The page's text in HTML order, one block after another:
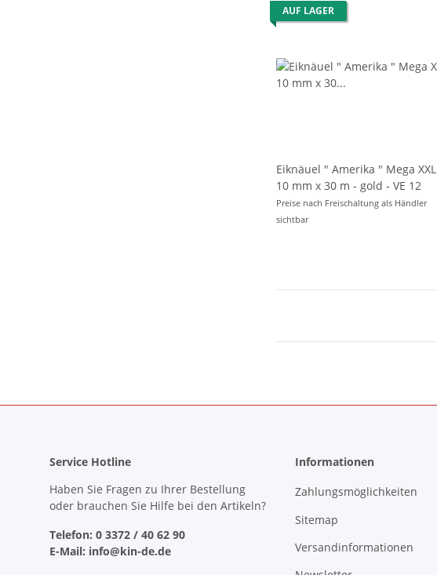
AUF LAGER
Eiknäuel " Amerika " Mega XXL
10 mm x 30 m - gold - VE 12
Preise nach Freischaltung als Händler
sichtbar
Service Hotline
Haben Sie Fragen zu Ihrer Bestellung
oder brauchen Sie Hilfe bei den Artikeln?
Telefon: 0 3372 / 40 62 90
E-Mail: info@kin-de.de
Informationen
Zahlungsmöglichkeiten
Sitemap
Versandinformationen